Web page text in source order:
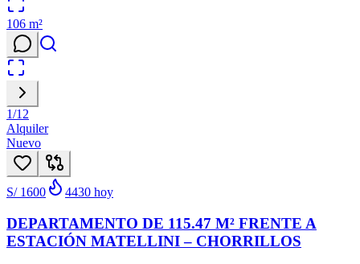
106 m²
1/12
Alquiler
Nuevo
S/ 1600 4430 hoy
DEPARTAMENTO DE 115.47 M² FRENTE A
ESTACIÓN MATELLINI – CHORRILLOS